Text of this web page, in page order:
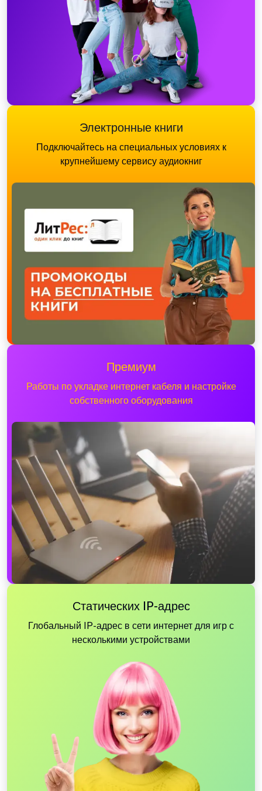
Электронные книги
Подключайтесь на специальных условиях к
крупнейшему сервису аудиокниг
Премиум
Работы по укладке интернет кабеля и настройке
собственного оборудования
Статических IP-адрес
Глобальный IP-адрес в сети интернет для игр с
несколькими устройствами